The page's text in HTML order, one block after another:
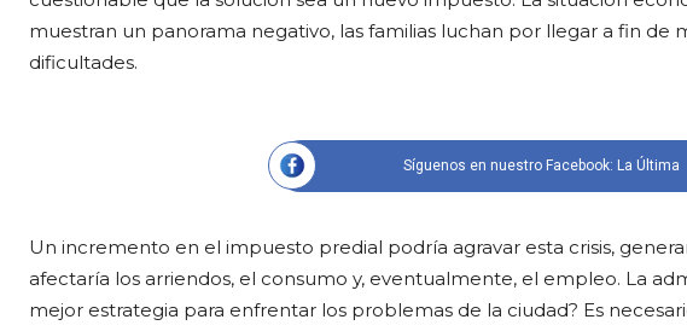
muestran un panorama negativo, las familias luchan por llegar a fin de
dificultades.
Síguenos en nuestro Facebook: La Última
Un incremento en el impuesto predial podría agravar esta crisis,
afectaría los arriendos, el consumo y, eventualmente, el empleo. La
mejor estrategia para enfrentar los problemas de la ciudad? Es